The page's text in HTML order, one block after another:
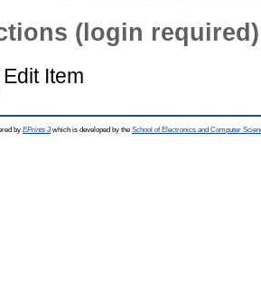
(login required)
Edit Item
by EPrints 3which is developed by the School of Electronics and Computer